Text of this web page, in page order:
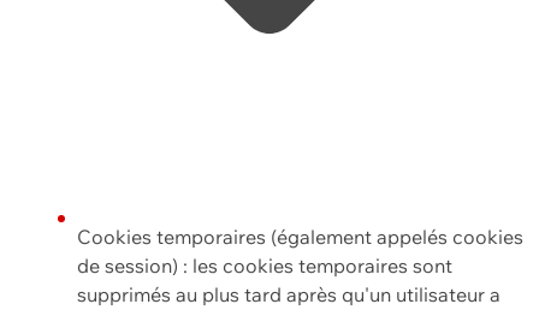
Cookies temporaires (également appelés cookies
de session) : les cookies temporaires sont
supprimés au plus tard après qu'un utilisateur a